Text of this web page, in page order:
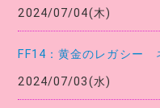
2024/07/04(木)
FF14：黄金のレガシー
2024/07/03(水)